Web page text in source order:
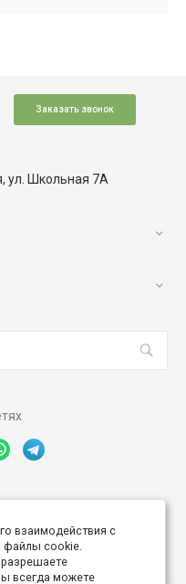
Заказать звонок
ул. Школьная 7А
Создание интернет сайта
взаимодействия с
файлы cookie.
всегда можете